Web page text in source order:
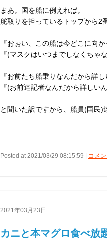
まあ。国を船に例えれば。
舵取りを担っているトップから2
『おぉい、この船は今どこに向か
『(マスクはいつまでしなくちゃ
『お前たち船乗りなんだから詳し
『(お前達記者なんだから詳しいん
と聞いた訳ですから、船員(国民)
Posted at 2021/03/29 08:15:59 | コメ
2021年03月23日
カニと本マグロ食べ放